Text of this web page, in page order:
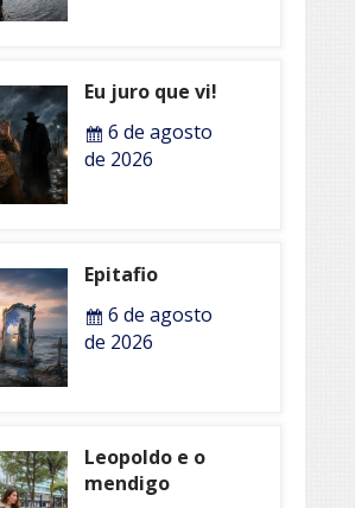
Eu juro que vi!
6 de agosto
de 2026
Epitafio
6 de agosto
de 2026
Leopoldo e o
mendigo